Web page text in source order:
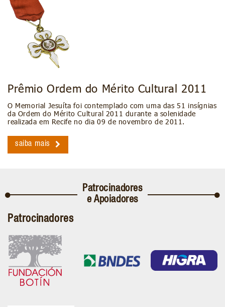
Prêmio Ordem do Mérito Cultural 2011
O Memorial Jesuíta foi contemplado com uma das 51 insígnias
da Ordem do Mérito Cultural 2011 durante a solenidade
realizada em Recife no dia 09 de novembro de 2011.
saiba mais
Patrocinadores
e Apoiadores
Patrocinadores